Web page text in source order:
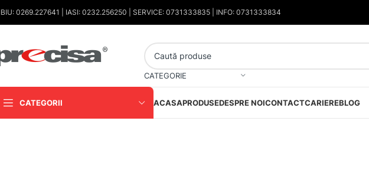
0269.227641 | IASI: 0232.256250 | SERVICE: 0731333835 | INFO: 0731333834
CATEGORIE
CATEGORII ACASAPRODUSEDESPRE NOICONTACTCARIEREBLOG